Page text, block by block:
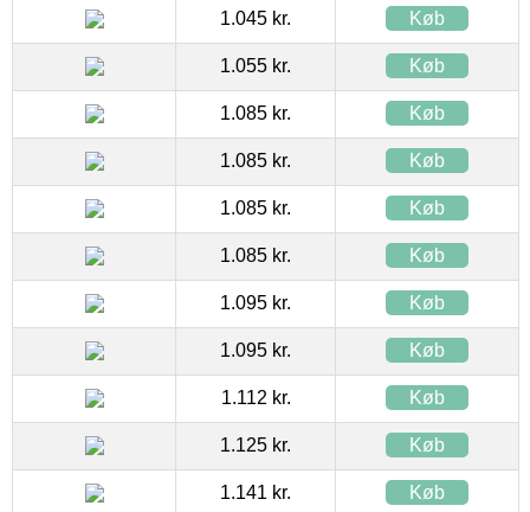
1.045 kr. Køb
1.055 kr. Køb
1.085 kr. Køb
1.085 kr. Køb
1.085 kr. Køb
1.085 kr. Køb
1.095 kr. Køb
1.095 kr. Køb
1.112 kr. Køb
1.125 kr. Køb
1.141 kr. Køb